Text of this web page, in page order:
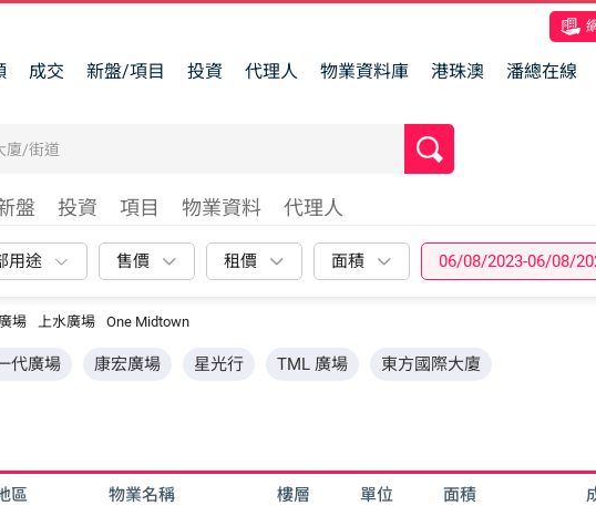
成交 新盤/項目 投資 代理人 物業資料庫 港珠澳 潘總在線
盤 投資 項目 物業資料 代理人
用途 售價 租價 面積 06/08/2023-06/08/
場 上水廣場 One Midtown
代廣場 康宏廣場 星光行 TML 廣場 東方國際大廈
區 物業名稱 樓層 單位 面積